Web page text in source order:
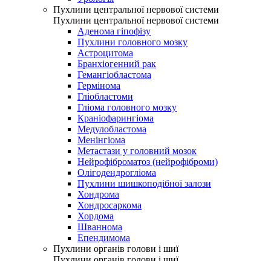
Пухлини центральної нервової системи
Пухлини центральної нервової системи
Аденома гіпофізу
Пухлини головного мозку
Астроцитома
Бранхіогенний рак
Гемангіобластома
Гермінома
Гліобластоми
Гліома головного мозку
Краніофарингіома
Медулобластома
Менінгіома
Метастази у головний мозок
Нейрофіброматоз (нейрофіброми)
Олігодендрогліома
Пухлини шишкоподібної залози
Хондрома
Хондросаркома
Хордома
Шваннома
Епендимома
Пухлини органів голови і шиї